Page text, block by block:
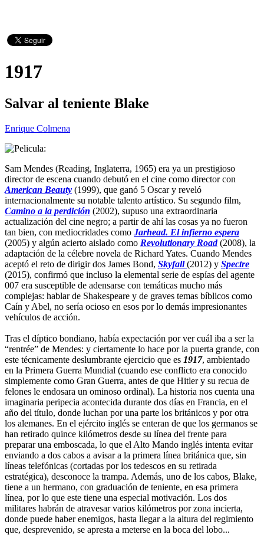
1917
Salvar al teniente Blake
Enrique Colmena
Sam Mendes (Reading, Inglaterra, 1965) era ya un prestigioso
director de escena cuando debutó en el cine como director con
American Beauty (1999), que ganó 5 Oscar y reveló
internacionalmente su notable talento artístico. Su segundo film,
Camino a la perdición (2002), supuso una extraordinaria
actualización del cine negro; a partir de ahí las cosas ya no fueron
tan bien, con mediocridades como Jarhead. El infierno espera
(2005) y algún acierto aislado como Revolutionary Road(2008), la
adaptación de la célebre novela de Richard Yates. Cuando Mendes
aceptó el reto de dirigir dos James Bond, Skyfall (2012) y Spectre
(2015), confirmó que incluso la elemental serie de espías del agente
007 era susceptible de adensarse con temáticas mucho más
complejas: hablar de Shakespeare y de graves temas bíblicos como
Caín y Abel, no sería ocioso en esos por lo demás impresionantes
vehículos de acción.
Tras el díptico bondiano, había expectación por ver cuál iba a ser la
“rentrée” de Mendes: y ciertamente lo hace por la puerta grande, con
este técnicamente deslumbrante ejercicio que es 1917, ambientado
en la Primera Guerra Mundial (cuando ese conflicto era conocido
simplemente como Gran Guerra, antes de que Hitler y su recua de
felones le endosara un ominoso ordinal). La historia nos cuenta una
imaginaria peripecia acontecida durante dos días en Francia, en el
año del título, donde luchan por una parte los británicos y por otra
los alemanes. En el ejército inglés se enteran de que los germanos se
han retirado quince kilómetros desde su línea del frente para
preparar una emboscada, lo que el Alto Mando inglés intenta evitar
enviando a dos cabos a avisar a la primera línea británica que, sin
líneas telefónicas (cortadas por los tedescos en su retirada
estratégica), desconoce la trampa. Además, uno de los cabos, Blake,
tiene a un hermano, con graduación de teniente, en esa primera
línea, por lo que este tiene una especial motivación. Los dos
militares habrán de atravesar varios kilómetros por zona incierta,
donde puede haber enemigos, hasta llegar a la altura del regimiento
que, desprevenido, se apresta a meterse en la boca del lobo...